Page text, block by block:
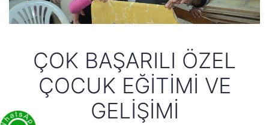
ÇOK BAŞARILI ÖZEL
ÇOCUK EĞITIMI VE
GELIŞIMI